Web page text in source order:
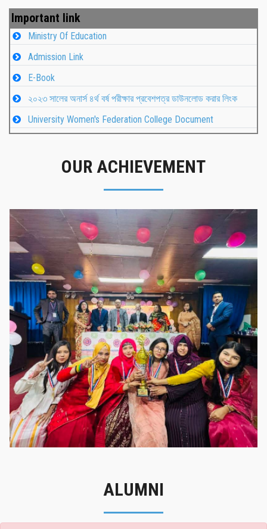
Important link
Ministry Of Education
Admission Link
E-Book
২০২৩ সালের অনার্স ৪র্থ বর্ষ পরীক্ষার প্রবেশপত্র ডাউনলোড করার লিংক
University Women's Federation College Document
OUR ACHIEVEMENT
গৌরবের মুহূর্ত
গৌরবের মুহূর্ত
ALUMNI